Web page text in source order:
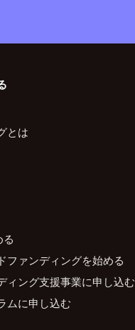
とは
ファンディングを始める
ィング支援事業に申し込む
ムに申し込む